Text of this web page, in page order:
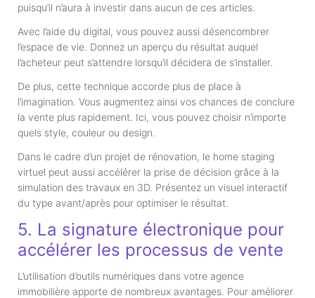
puisqu’il n’aura à investir dans aucun de ces articles.
Avec l’aide du digital, vous pouvez aussi désencombrer
l’espace de vie. Donnez un aperçu du résultat auquel
l’acheteur peut s’attendre lorsqu’il décidera de s’installer.
De plus, cette technique accorde plus de place à
l’imagination. Vous augmentez ainsi vos chances de conclure
la vente plus rapidement. Ici, vous pouvez choisir n’importe
quels style, couleur ou design.
Dans le cadre d’un projet de rénovation, le home staging
virtuel peut aussi accélérer la prise de décision grâce à la
simulation des travaux en 3D. Présentez un visuel interactif
du type avant/après pour optimiser le résultat.
5. La signature électronique pour
accélérer les processus de vente
L’utilisation d’outils numériques dans votre agence
immobilière apporte de nombreux avantages. Pour améliorer